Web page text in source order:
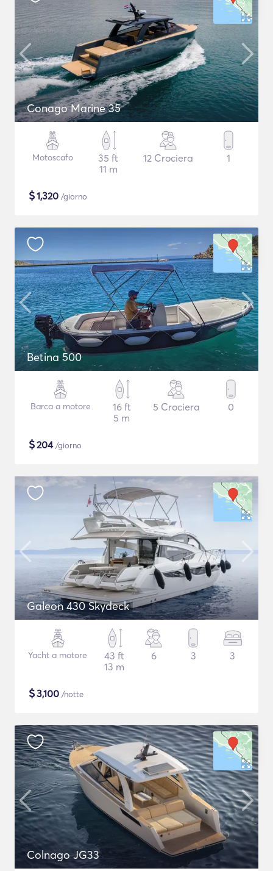
Conago Marine 35
Motoscafo
35 ft
11 m
12 Crociera 1
$1,320 /giorno
Betina 500
Barca a motore
16 ft
5 m
5 Crociera 0
$204/giorno
Galeon 430 Skydeck
Yacht a motore
43 ft
13 m
6 3 3
$3,100 /notte
Colnago JG33